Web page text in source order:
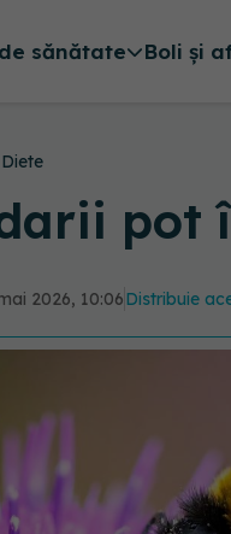
sănătate Boli și
2026, 10:06Distribuie